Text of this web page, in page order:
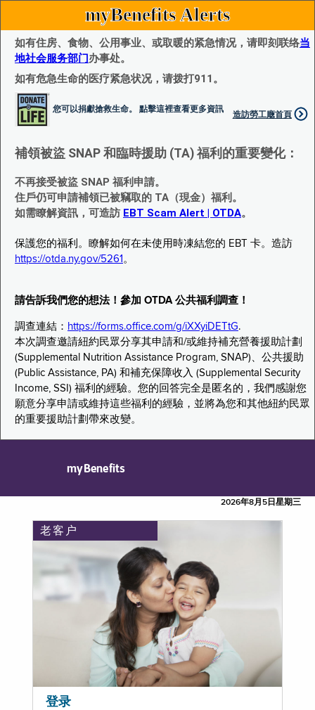
myBenefits Alerts
如有住房、食物、公用事业、或取暖的紧急情况，请即刻联络当
地社会服务部门办事处。
如有危急生命的医疗紧急状况，请拨打911。
您可以捐獻搶救生命。 點擊這裡查看更多資訊
造訪勞工廰首頁
補領被盜 SNAP 和臨時援助 (TA) 福利的重要變化：
不再接受被盜 SNAP 福利申請。
住戶仍可申請補領已被竊取的 TA（現金）福利。
如需瞭解資訊，可造訪 EBT Scam Alert | OTDA。
保護您的福利。瞭解如何在未使用時凍結您的 EBT 卡。造訪
https://otda.ny.gov/5261 。
請告訴我們您的想法！參加 OTDA 公共福利調查！
調查連結： https://forms.office.com/g/iXXyiDETtG.
本次調查邀請紐約民眾分享其申請和/或維持補充營養援助計劃
(Supplemental Nutrition Assistance Program, SNAP)、公共援助
(Public Assistance, PA) 和補充保障收入 (Supplemental Security
Income, SSI) 福利的經驗。您的回答完全是匿名的，我們感謝您
願意分享申請或維持這些福利的經驗，並將為您和其他紐約民眾
的重要援助計劃帶來改變。
myBenefits
2026年8月5日星期三
老客户
登录